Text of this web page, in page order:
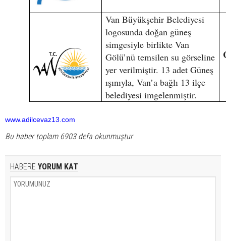
Van Büyükşehir Belediyesi
logosunda doğan güneş
simgesiyle birlikte Van
Gölü’nü temsilen su görseline
yer verilmiştir. 13 adet Güneş
ışınıyla, Van’a bağlı 13 ilçe
belediyesi imgelenmiştir.
www.adilcevaz13.com
Bu haber toplam 6903 defa okunmuştur
HABERE YORUM KAT